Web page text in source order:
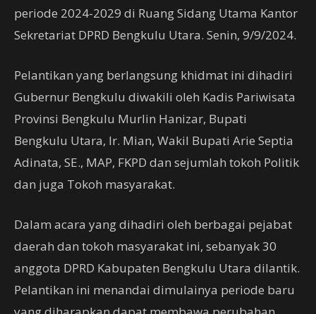
periode 2024-2029 di Ruang Sidang Utama Kantor
Sekretariat DPRD Bengkulu Utara. Senin, 9/9/2024.
Pelantikan yang berlangsung khidmat ini dihadiri
Gubernur Bengkulu diwakili oleh Kadis Pariwisata
Provinsi Bengkulu Murlin Hanizar, Bupati
Bengkulu Utara, Ir. Mian, Wakil Bupati Arie Septia
Adinata, SE., MAP, FKPD dan sejumlah tokoh Politik
dan juga Tokoh masyarakat.
Dalam acara yang dihadiri oleh berbagai pejabat
daerah dan tokoh masyarakat ini, sebanyak 30
anggota DPRD Kabupaten Bengkulu Utara dilantik.
Pelantikan ini menandai dimulainya periode baru